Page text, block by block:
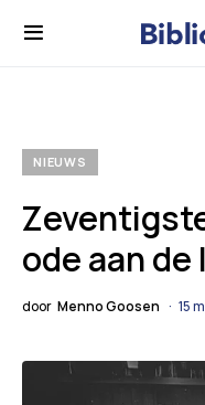
NIEUWS
ode aan
door Menno Goosen 15